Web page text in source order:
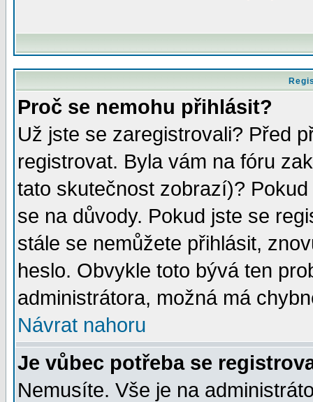
Proč se nemohu přihlásit?
Už jste se zaregistrovali? Před
registrovat. Byla vám na fóru
tato skutečnost zobrazí)?
se na důvody. Pokud jste se
stále se nemůžete přihlásit,
heslo. Obvykle toto bývá ten
administrátora, možná má
Návrat nahoru
Je vůbec potřeba se
Nemusíte. Vše je na